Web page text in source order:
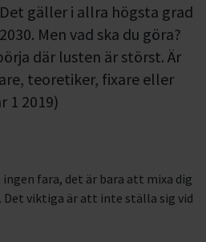
gäller i allra högsta grad
Men vad ska du göra?
där lusten är störst. Är
teoretiker, fixare eller
1 2019)
fara, det är bara att mixa dig
viktiga är att inte ställa sig vid